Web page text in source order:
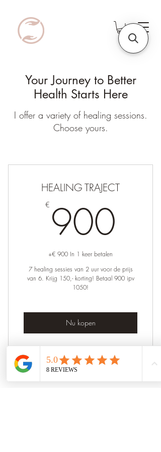
Your Journey to Better
Health Starts Here
I offer a variety of healing sessions.
Choose yours.
HEALING TRAJECT
€ 900
+€ 900 In 1 keer betalen
7 healing sessies van 2 uur voor de prijs
van 6. Krijg 150,- korting! Betaal 900 ipv
1050!
Nu kopen
Holistisch Healing traject - 7 sessies